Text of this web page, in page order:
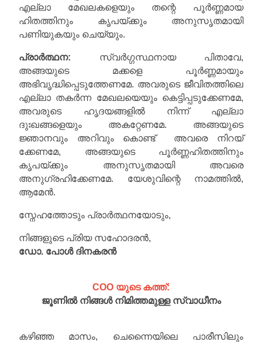
എല്ലാ മേഖലകളെയും തന്റെ പൂർണ്ണമായ
ഹിതത്തിനും കൃപയ്ക്കും അനുസൃതമായി
പണിയുകയും ചെയ്യും.
പ്രാർത്ഥന: സ്വർഗ്ഗസ്ഥനായ പിതാവേ,
അങ്ങയുടെ മക്കളെ പൂർണ്ണമായും
അഭിവൃദ്ധിപ്പെടുത്തേണമേ. അവരുടെ ജീവിതത്തിലെ
എല്ലാ തകർന്ന മേഖലയെയും കെട്ടിപ്പടുക്കേണമേ,
അവരുടെ ഹൃദയങ്ങളിൽ നിന്ന് എല്ലാ
ദുഃഖങ്ങളെയും അകറ്റേണമേ. അങ്ങയുടെ
ജ്ഞാനവും അറിവും കൊണ്ട് അവരെ നിറയ്
ക്കേണമേ, അങ്ങയുടെ പൂർണ്ണഹിതത്തിനും
കൃപയ്ക്കും അനുസൃതമായി അവരെ
അനുഗ്രഹിക്കേണമേ. യേശുവിന്റെ നാമത്തിൽ,
ആമേൻ.
സ്നേഹത്തോടും പ്രാർത്ഥനയോടും,
നിങ്ങളുടെ പ്രിയ സഹോദരൻ,
ഡോ. പോൾ ദിനകരൻ
COO യുടെ കത്ത്:
ജൂണിൽ നിങ്ങൾ നിമിത്തമുള്ള സ്വാധീനം
കഴിഞ്ഞ മാസം, ചെന്നൈയിലെ പാരീസിലും